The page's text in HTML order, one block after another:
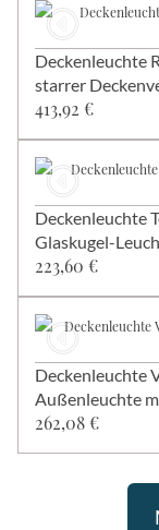
Deckenleuchte
starrer
413,92 €
Deckenleuchte
Glaskugel-
223,60 €
Deckenleuchte
Außenleuchte
262,08 €